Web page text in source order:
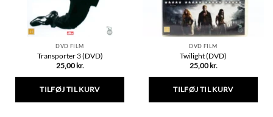
DVD FILM
Transporter 3 (DVD)
25,00 kr.
TILFØJ TIL KURV
DVD FILM
Twilight (DVD)
25,00 kr.
TILFØJ TIL KURV